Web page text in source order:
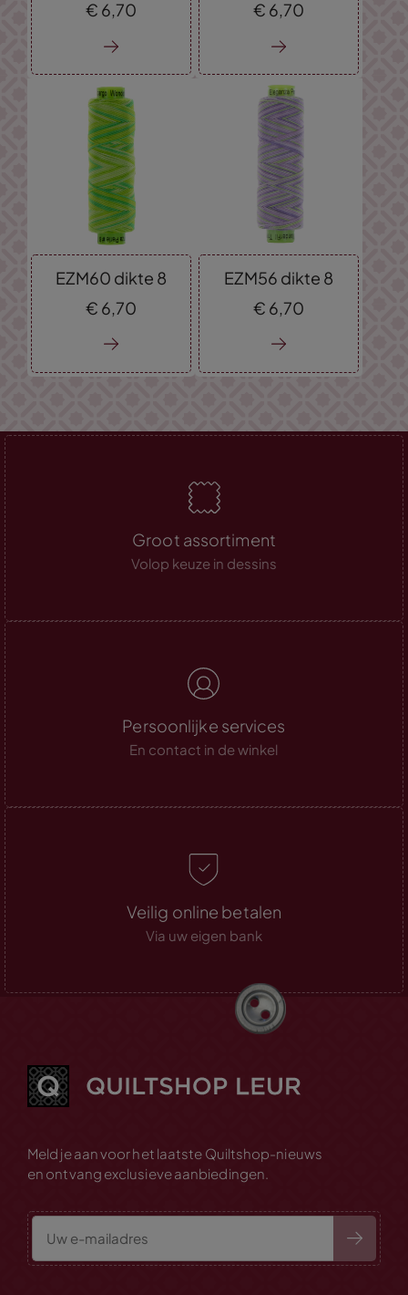
€ 6,70
€ 6,70
EZM60 dikte 8
€ 6, 70
EZM56 dikte 8
€ 6, 70
Groot assortiment
Volop keuze in dessins
Persoonlijke services
En contact in de winkel
Veilig online betalen
Via uw eigen bank
Meld je aan voor het laatste Quiltshop-nieuws
en ontvang exclusieve aanbiedingen.